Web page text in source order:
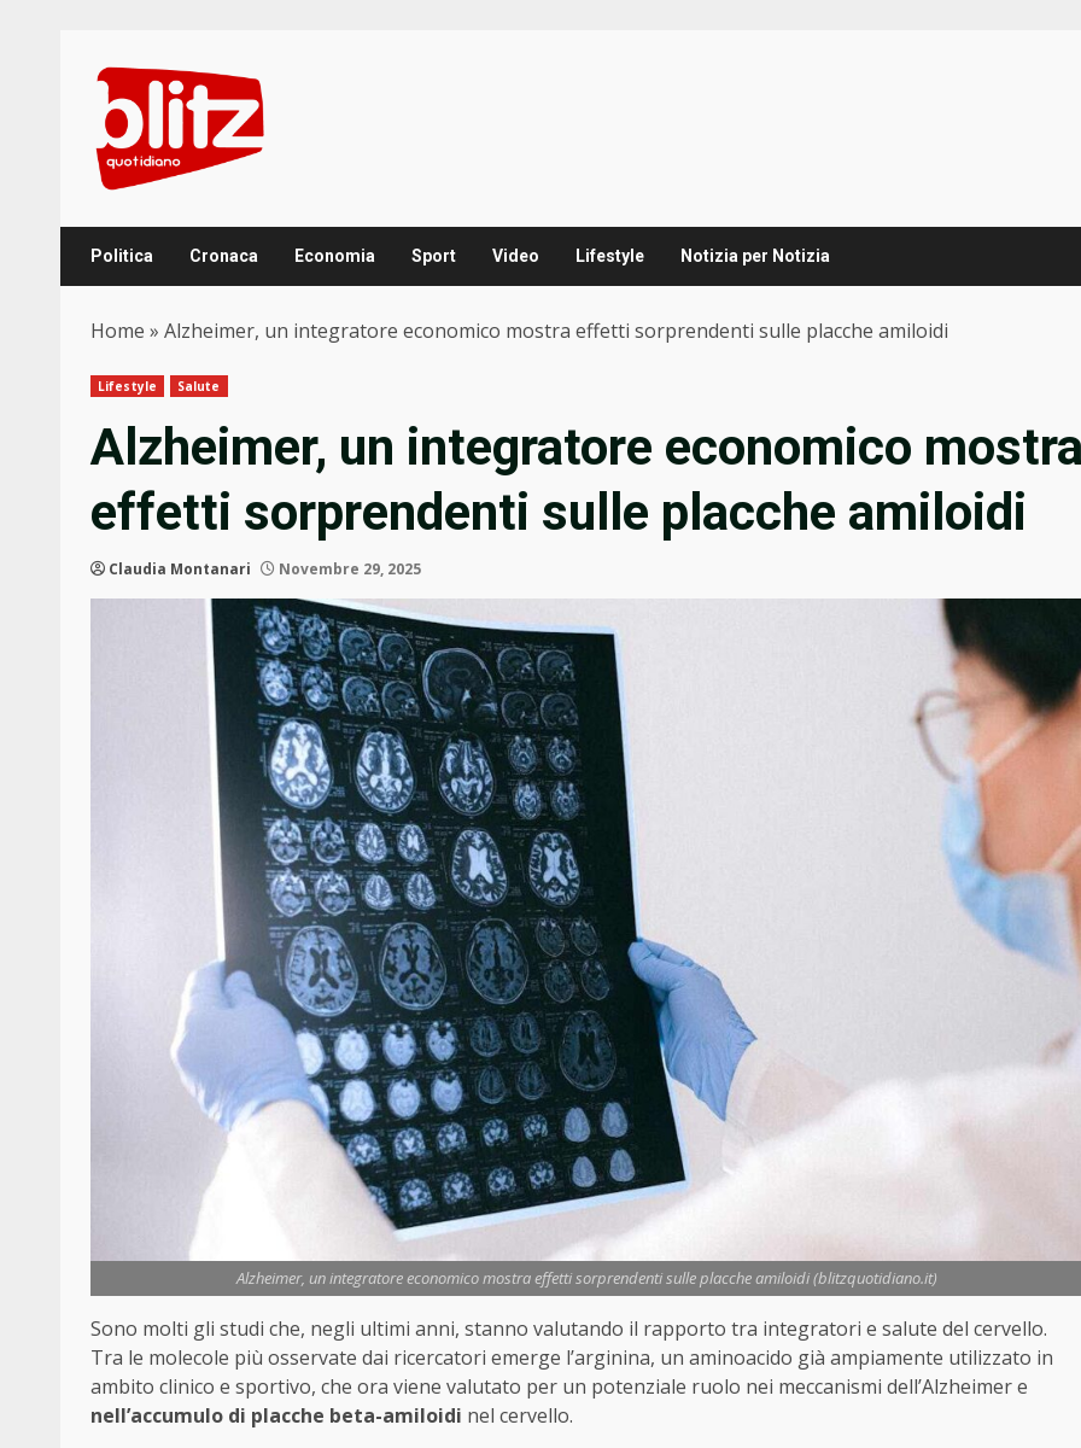
content
Politica Cronaca Economia Sport Video Lifestyle Notizia per Notizia
Home » Alzheimer, un integratore economico mostra effetti sorprendenti sulle placche amiloidi
Lifestyle Salute
Alzheimer, un integratore economico
effetti sorprendenti sulle placche amiloidi
Claudia Montanari Novembre 29, 2025
Alzheimer, un integratore economico mostra effetti sorprendenti sulle placche amiloidi (blitzquotidiano.it)
Sono molti gli studi che, negli ultimi anni, stanno valutando il rapporto tra integratori e salute del cervello.
Tra le molecole più osservate dai ricercatori emerge l’arginina, un aminoacido già ampiamente utilizzato in
ambito clinico e sportivo, che ora viene valutato per un potenziale ruolo nei meccanismi dell’Alzheimer e
nell’accumulo di placche beta-amiloidi nel cervello.